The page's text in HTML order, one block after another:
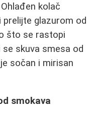
kolač
glazurom od
što se rastopi
skuva smesa od
sočan i mirisan
smokava